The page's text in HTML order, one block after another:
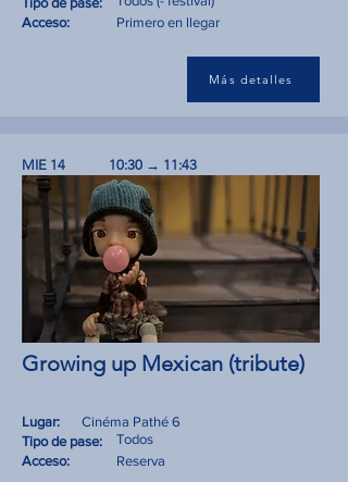
Acceso:
Primero en llegar
Más detalles
MIE 14 10:30 → 11:43
Growing up Mexican (tribute)
Lugar:
Tipo de pase:
Cinéma Pathé 6
Todos
Acceso:
Reserva